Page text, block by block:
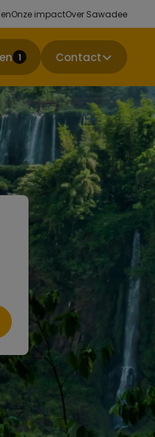
Onze impactOver Sawadee
1 Contact